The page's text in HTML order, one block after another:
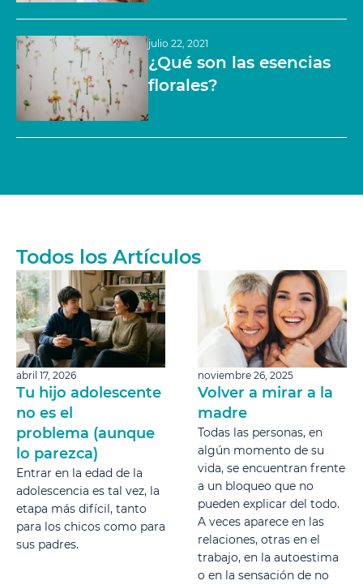
julio 22, 2021
¿Qué son las esencias
florales?
Todos los Artículos
abril 17, 2026
Tu hijo adolescente
no es el
problema (aunque
lo parezca)
Entrar en la edad de la
adolescencia es tal vez, la
etapa más difícil, tanto
para los chicos como para
sus padres.
noviembre 26, 2025
Volver a mirar a la
madre
Todas las personas, en
algún momento de su
vida, se encuentran frente
a un bloqueo que no
pueden explicar del todo.
A veces aparece en las
relaciones, otras en el
trabajo, en la autoestima
o en la sensación de no